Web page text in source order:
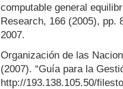
computable general
Research, 166 (2005), pp.
2007.
Organización de las
(2007). “Guía para la
http://193.138.105.50/